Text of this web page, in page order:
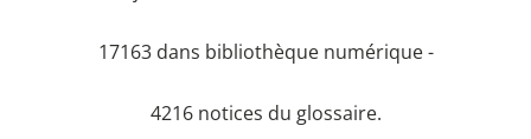
17163 dans bibliothèque numérique -
4216 notices du glossaire.